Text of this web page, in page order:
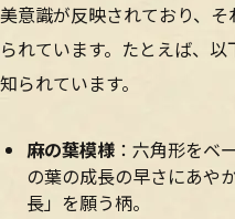
美意識が反映されており、
られています。たとえば、
知られています。
麻の葉模様 ：六角形をベ
の葉の成長の早さにあや
長」を願う柄。